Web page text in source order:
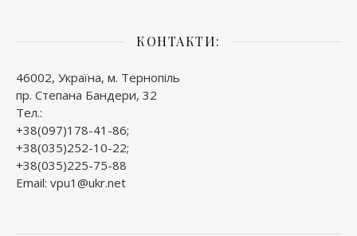
КОНТАКТИ:
46002, Україна, м. Тернопіль
пр. Степана Бандери, 32
Тел.:
+38(097)178-41-86;
+38(035)252-10-22;
+38(035)225-75-88
Email: vpu1@ukr.net